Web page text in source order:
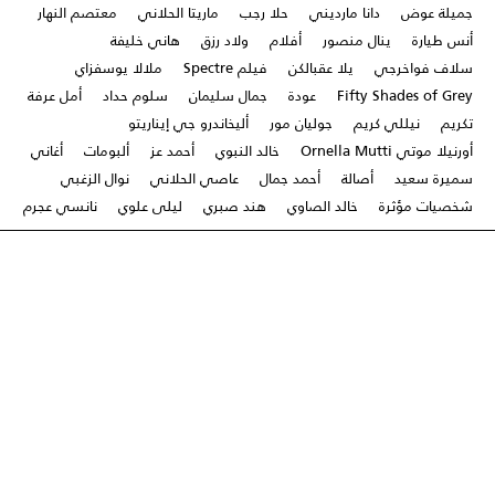
جميلة عوض
دانا مارديني حلا رجب ماريتا الحلاني
معتصم النهار
أنس طيارة
ينال منصور أفلام ولاد رزق
هاني خليفة
سلاف فواخرجي
يلا عقبالكن فيلم Spectre
ملالا يوسفزاي
Fifty Shades of Grey
عودة جمال سليمان سلوم حداد
أمل عرفة
تكريم
نيللي كريم جوليان مور
أليخاندرو جي إيناريتو
أورنيلا موتي Ornella Mutti
خالد النبوي أحمد عز ألبومات
أغاني
سميرة سعيد
أصالة أحمد جمال عاصي الحلاني
نوال الزغبي
شخصيات مؤثرة
خالد الصاوي هند صبري ليلى علوي نانسي عجرم